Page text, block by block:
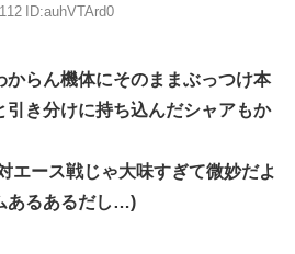
ID:auhVTArd0
からん機体にそのままぶっつけ本
引き分けに持ち込んだシャアもか
エース戦じゃ大味すぎて微妙だよ
あるあるだし…)